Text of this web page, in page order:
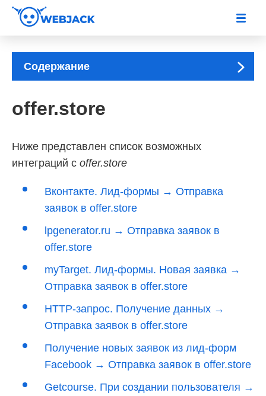
Содержание
offer.store
Ниже представлен список возможных
интеграций с offer.store
Вконтакте. Лид-формы → Отправка
заявок в offer.store
lpgenerator.ru → Отправка заявок в
offer.store
myTarget. Лид-формы. Новая заявка →
Отправка заявок в offer.store
HTTP-запрос. Получение данных →
Отправка заявок в offer.store
Получение новых заявок из лид-форм
Facebook → Отправка заявок в offer.store
Getcourse. При создании пользователя →